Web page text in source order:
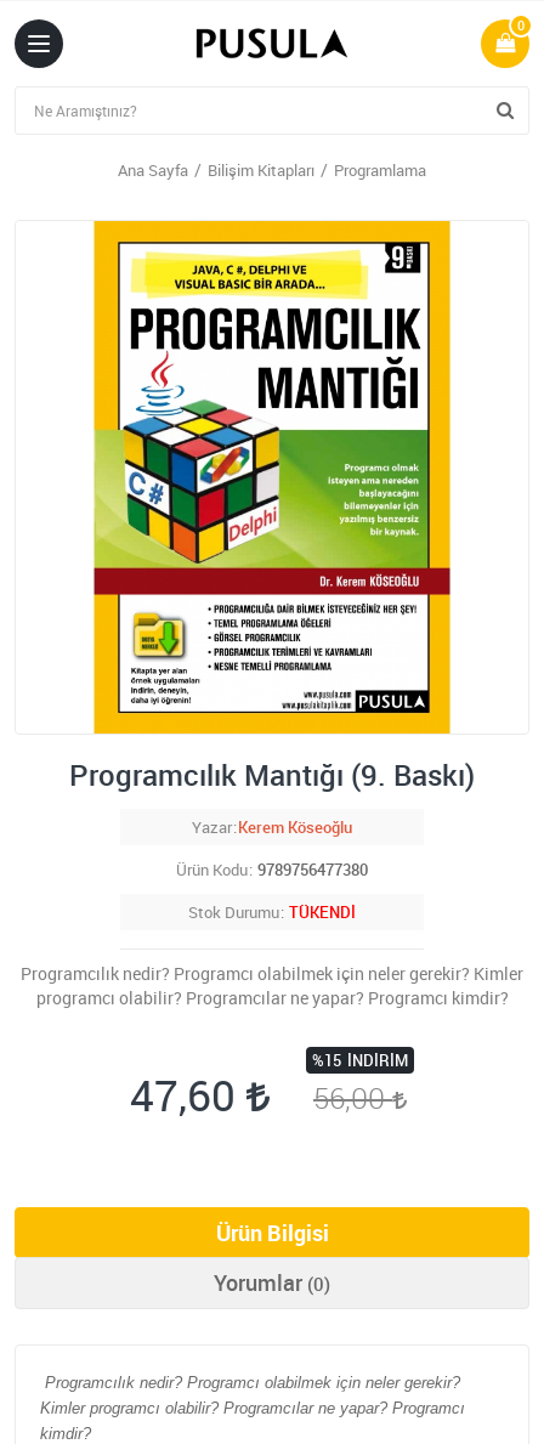
0
Ana Sayfa Bilişim Kitapları Programlama
Programcılık Mantığı (9. Baskı)
Yazar Kerem Köseoğlu
Ürün Kodu 9789756477380
Stok Durumu TÜKENDİ
Programcılık nedir? Programcı olabilmek için neler gerekir? Kimler
programcı olabilir? Programcılar ne yapar? Programcı kimdir?
47,60
%15 İNDIRIM
56,00
Ürün Bilgisi
Yorumlar (0)
Programcılık nedir? Programcı olabilmek için neler gerekir?
Kimler programcı olabilir? Programcılar ne yapar? Programcı
kimdir?